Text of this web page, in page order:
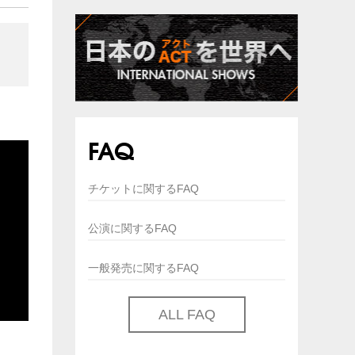
FAQ
チケットに関するFAQ
公演に関するFAQ
一般発売に関するFAQ
ALL FAQ